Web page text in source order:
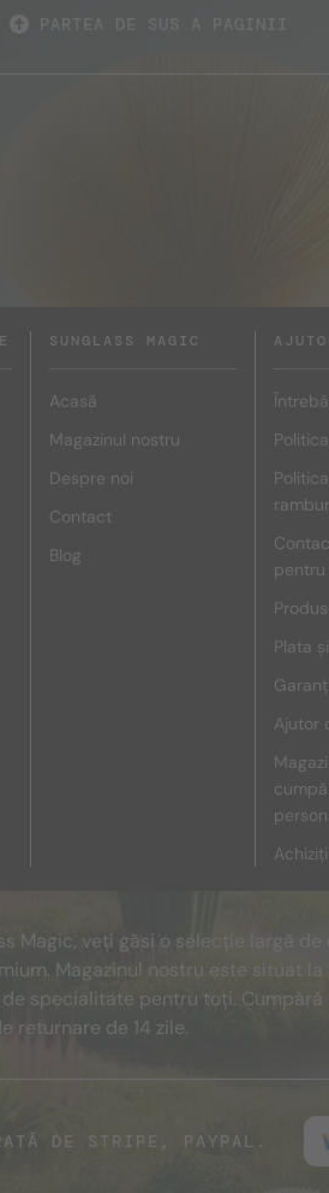
SUNGLASS MAGIC
Acasă
Magazinul nostru
Despre noi
Contact
Blog
Plata
Ajutor
Magic, veți găsi o selecție largă
Magazinul nostru este situat la
specialitate pentru toți.
returnare de 14 zile.
DE STRIPE, PAYPAL.